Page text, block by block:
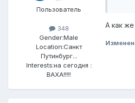
Пользователь
348
Gender:Male
Location:Санкт
Путинбург...
Interests:на сегодня :
ВАХА!!!!!
А как